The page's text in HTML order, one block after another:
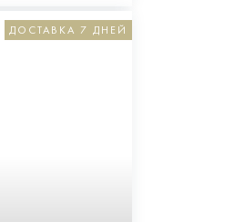
ДОСТАВКА 7 ДНЕЙ